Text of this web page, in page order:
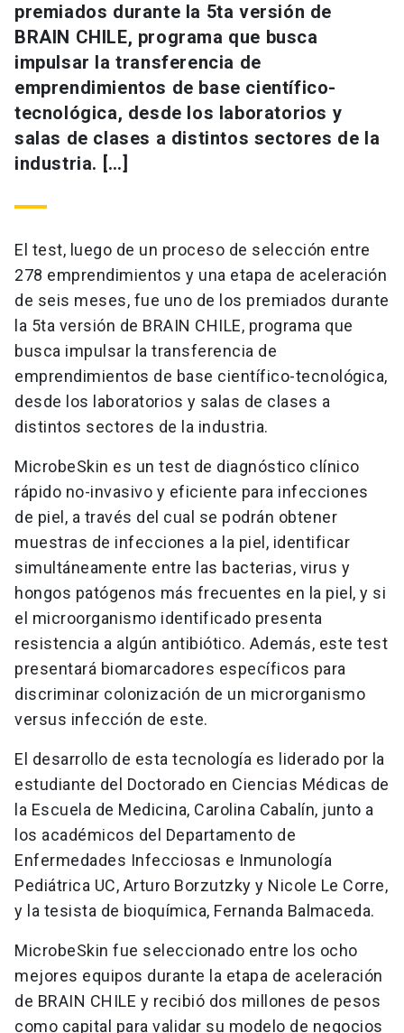
premiados durante la 5ta versión de
BRAIN CHILE, programa que busca
impulsar la transferencia de
emprendimientos de base científico-
tecnológica, desde los laboratorios y
salas de clases a distintos sectores de la
industria. […]
El test, luego de un proceso de selección entre
278 emprendimientos y una etapa de aceleración
de seis meses, fue uno de los premiados durante
la 5ta versión de BRAIN CHILE, programa que
busca impulsar la transferencia de
emprendimientos de base científico-tecnológica,
desde los laboratorios y salas de clases a
distintos sectores de la industria.
MicrobeSkin es un test de diagnóstico clínico
rápido no-invasivo y eficiente para infecciones
de piel, a través del cual se podrán obtener
muestras de infecciones a la piel, identificar
simultáneamente entre las bacterias, virus y
hongos patógenos más frecuentes en la piel, y si
el microorganismo identificado presenta
resistencia a algún antibiótico. Además, este test
presentará biomarcadores específicos para
discriminar colonización de un microrganismo
versus infección de este.
El desarrollo de esta tecnología es liderado por la
estudiante del Doctorado en Ciencias Médicas de
la Escuela de Medicina, Carolina Cabalín, junto a
los académicos del Departamento de
Enfermedades Infecciosas e Inmunología
Pediátrica UC, Arturo Borzutzky y Nicole Le Corre,
y la tesista de bioquímica, Fernanda Balmaceda.
MicrobeSkin fue seleccionado entre los ocho
mejores equipos durante la etapa de aceleración
de BRAIN CHILE y recibió dos millones de pesos
como capital para validar su modelo de negocios